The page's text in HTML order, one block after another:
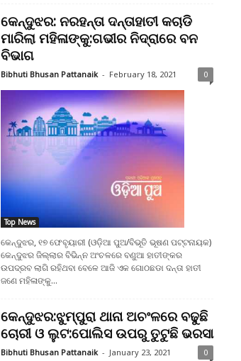
କେନ୍ଦୁଝର: ନରହନ୍ତା ଦନ୍ତାହାତୀ କଚାଡି
ମାରିଲା ମହିଳାଙ୍କୁ:ଗଭୀର ନିଦ୍ରାରେ ବନ
ବିଭାଗ
Bibhuti Bhusan Pattanaik - February 18, 2021 0
Top News
କେନ୍ଦୁଝର, ୧୭ ଫେବୃୟାରୀ (ଓଡ଼ିଆ ପୁଅ/ବିଭୂତି ଭୂଷଣ ପଟ୍ଟନାୟକ)
କେନ୍ଦୁଝର ଜିଲ୍ଲାର ବିଭିନ୍ନ ଅଂଚଳରେ ବଣୁଆ ହାତୀଙ୍କର
ଉପଦ୍ରବ ଲାଗି ରହିଥବା ବେଳେ ଆଜି ଏକ ଗୋଠଛଡା ଦନ୍ତା ହାତୀ
ଜଣେ ମହିଳାଙ୍କୁ...
କେନ୍ଦୁଝର:ଝୁମ୍ପୁରା ଥାନା ଅଚଂଳରେ ବଢୁଛି
ଚୋରୀ ଓ ଲୁଟ:ପୋଲିସ ଉପରୁ ତୁଟୁଛି ଭରସା
Bibhuti Bhusan Pattanaik - January 23, 2021 0